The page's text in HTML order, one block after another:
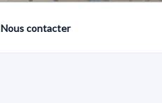
Nous contacter